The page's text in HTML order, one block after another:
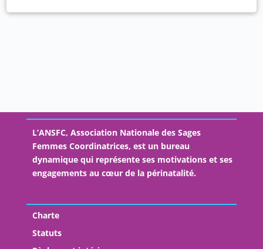
L’ANSFC, Association Nationale des Sages
Femmes Coordinatrices, est un bureau
dynamique qui représente ses motivations et ses
engagements au cœur de la périnatalité.
Charte
Statuts